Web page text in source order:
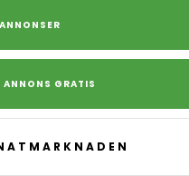
ANNONS GRATIS